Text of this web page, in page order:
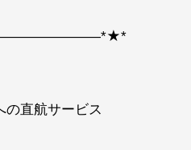
の直航サービス